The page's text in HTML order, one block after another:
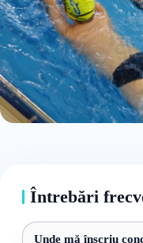
Întrebări
Unde mă înscriu